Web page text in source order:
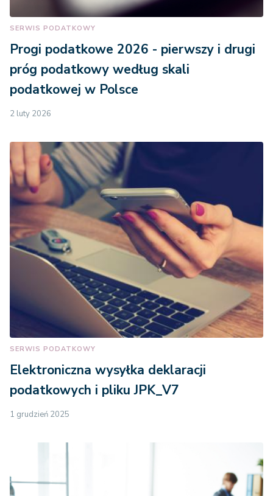
SERWIS PODATKOWY
Progi podatkowe 2026 - pierwszy i drugi
próg podatkowy według skali
podatkowej w Polsce
2 luty 2026
SERWIS PODATKOWY
Elektroniczna wysyłka deklaracji
podatkowych i pliku JPK_V7
1 grudzień 2025